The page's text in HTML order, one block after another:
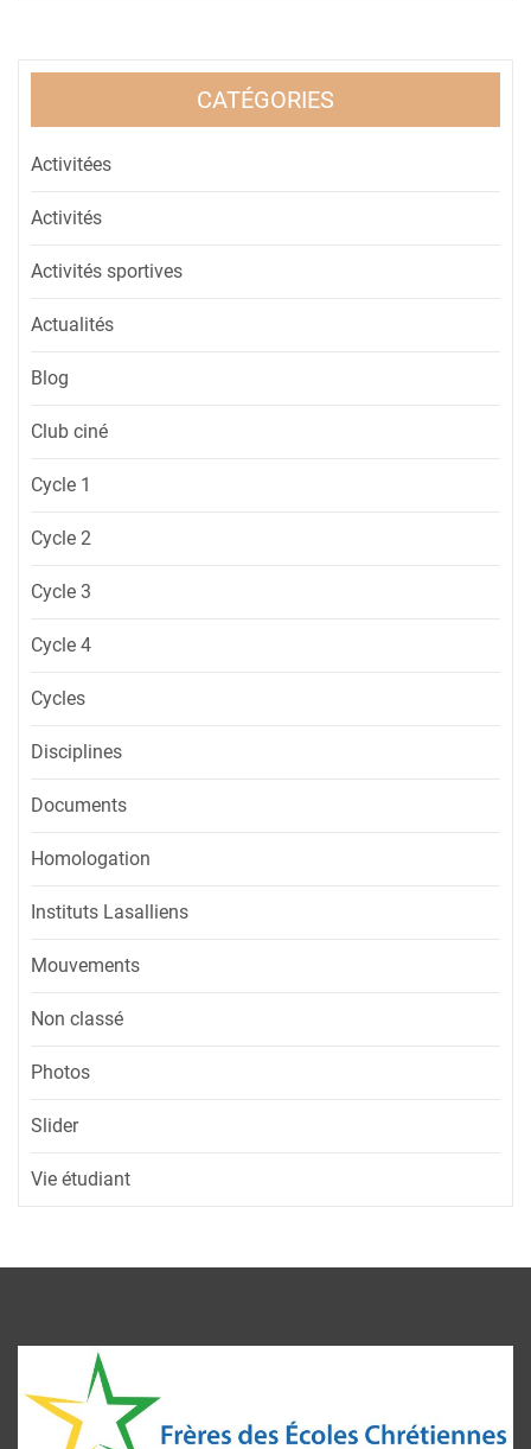
CATÉGORIES
Activitées
Activités
Activités sportives
Actualités
Blog
Club ciné
Cycle 1
Cycle 2
Cycle 3
Cycle 4
Cycles
Disciplines
Documents
Homologation
Instituts Lasalliens
Mouvements
Non classé
Photos
Slider
Vie étudiant